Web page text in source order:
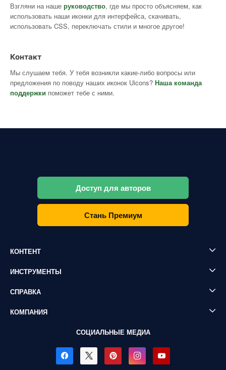
Взгляни на наше руководство, где мы просто объясняем, как
использовать наши иконки для интерфейса, скачивать,
использовать CSS, переключать стили и многое другое!
Контакт
Мы слушаем тебя. У тебя возникли какие-либо вопросы или
предложения по поводу наших иконок Uicons? Наша команда
поддержки поможет тебе с ними.
Доступ для авторов
Стань Премиум
КОНТЕНТ
ИНСТРУМЕНТЫ
СПРАВКА
КОМПАНИЯ
СОЦИАЛЬНЫЕ МЕДИА